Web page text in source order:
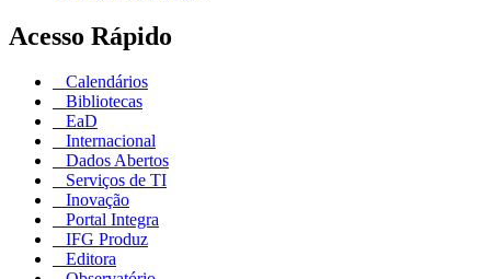
Acesso Rápido
Calendários
Bibliotecas
EaD
Internacional
Dados Abertos
Serviços de TI
Inovação
Portal Integra
IFG Produz
Editora